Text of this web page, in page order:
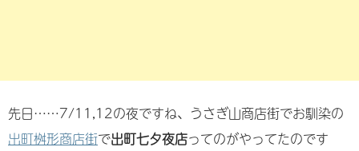
先日……7/11,12の夜ですね、うさぎ山商店街でお馴染の
出町桝形商店街で出町七夕夜店ってのがやってたのです